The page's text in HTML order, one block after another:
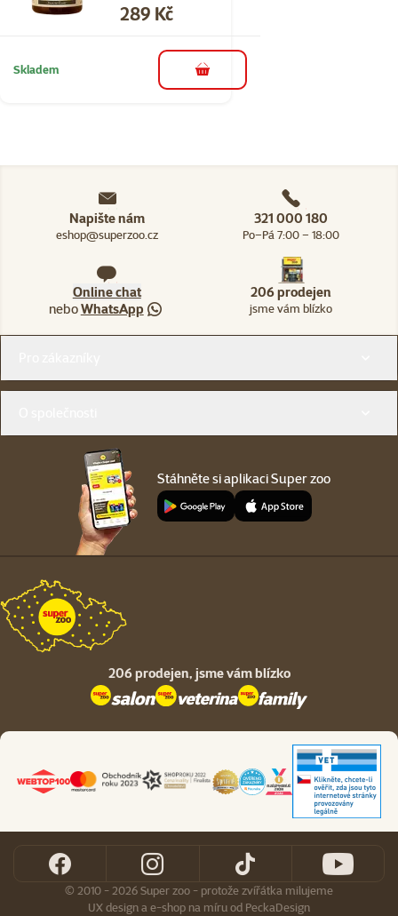
Cena
289 Kč
Skladem do košíku
Napište nám
eshop@superzoo.cz
321 000 180
Po–Pá 7:00 – 18:00
Online chat
neboWhatsApp
206 prodejen
jsme vám blízko
Stáhněte si aplikaci Super zoo
206 prodejen, jsme vám blízko
© 2010 - 2026 Super zoo - protože zvířátka milujeme
UX designa e-shop na míruod PeckaDesign